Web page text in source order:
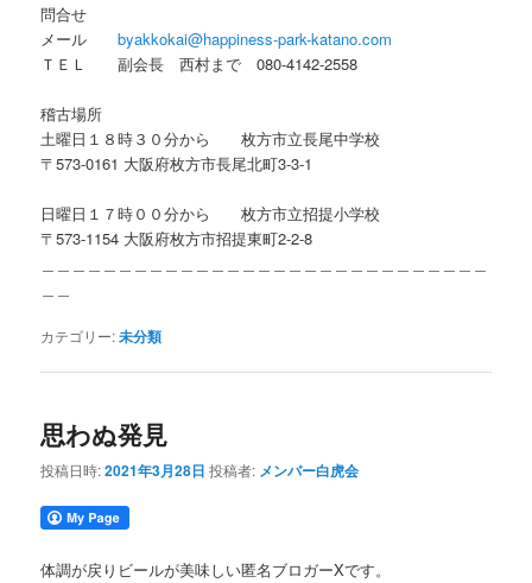
問合せ
メールbyakkokai@happiness-park-katano.com
ＴＥＬ 副会長 西村まで 080-4142-2558
稽古場所
土曜日１８時３０分から 枚方市立長尾中学校
〒573-0161 大阪府枚方市長尾北町3-3-1
日曜日１７時００分から 枚方市立招提小学校
〒573-1154 大阪府枚方市招提東町2-2-8
カテゴリー:未分類
思わぬ発見
投稿日時:2021年3月28日 投稿者: メンバー白虎会
体調が戻りビールが美味しい匿名ブロガーXです。